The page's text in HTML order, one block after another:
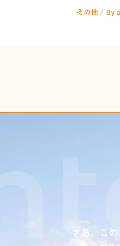
その他/ By
さあ、こ